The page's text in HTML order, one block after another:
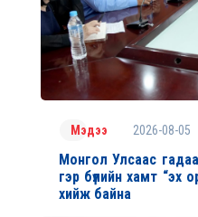
Мэдээ 2026-08-05
Монгол Улсаас гадаад
гэр бүлийн хамт “эх
хийж байна